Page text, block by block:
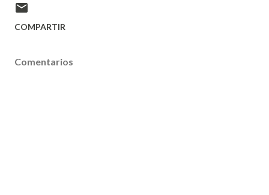
COMPARTIR
Comentarios